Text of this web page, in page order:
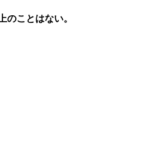
のことはない。